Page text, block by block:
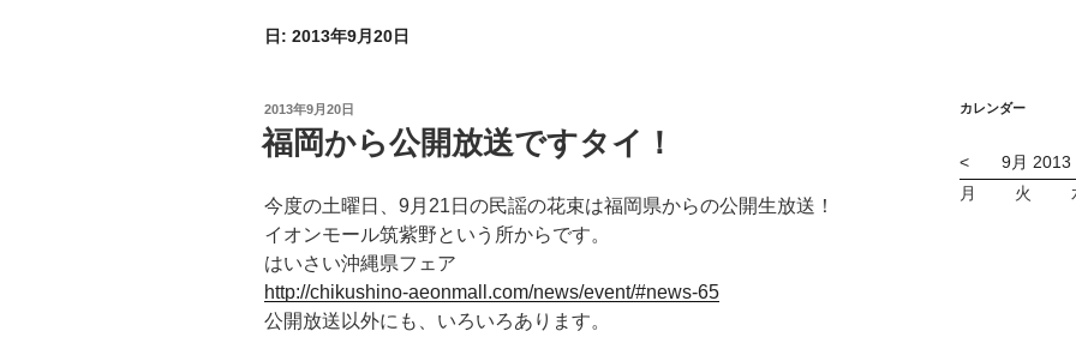
日: 2013年9月20日
投
稿
日:
2013年9月20日
福岡から公開放送ですタイ！
今度の土曜日、9月21日の民謡の花束は福岡県からの公開生放送！
イオンモール筑紫野という所からです。
はいさい沖縄県フェア
http://chikushino-aeonmall.com/news/event/#news-65
公開放送以外にも、いろいろあります。
カレンダー
<
9月 2013
月
火